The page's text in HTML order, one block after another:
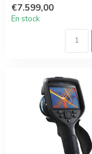
€7.599,00
En stock